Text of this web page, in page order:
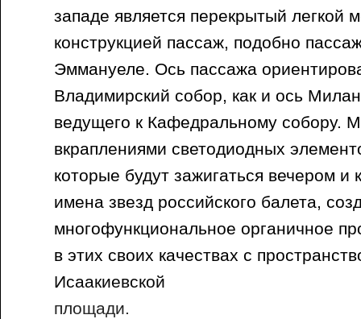
западе является перекрытый легкой
конструкцией пассаж, подобно
Эммануеле. Ось пассажа
Владимирский собор, как и ось
ведущего к Кафедральному собору.
вкраплениями светодиодных
которые будут зажигаться вечером и
имена звезд российского балета,
многофункциональное органичное
в этих своих качествах с
Исаакиевской
площади.